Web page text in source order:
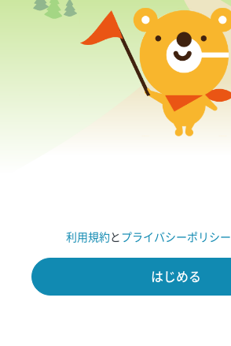
利用規約とプライバシーポリシー
はじめる